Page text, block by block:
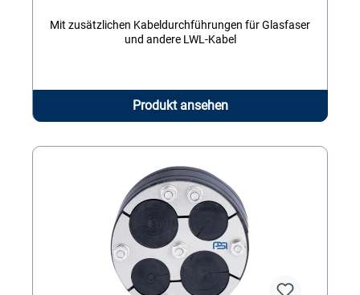
Mit zusätzlichen Kabeldurchführungen für Glasfaser
und andere LWL-Kabel
Produkt ansehen